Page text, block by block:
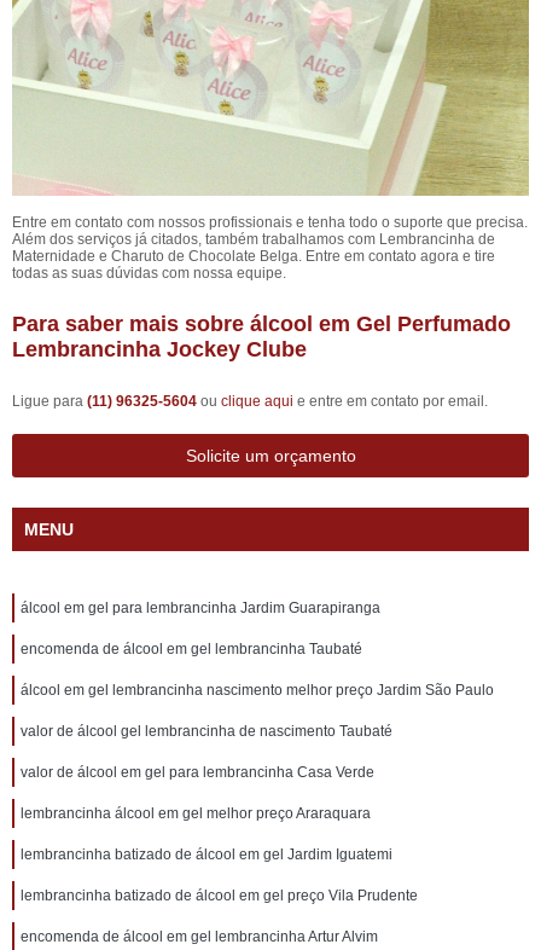
Entre em contato com nossos profissionais e tenha todo o suporte que precisa.
Além dos serviços já citados, também trabalhamos com Lembrancinha de
Maternidade e Charuto de Chocolate Belga. Entre em contato agora e tire
todas as suas dúvidas com nossa equipe.
Para saber mais sobre álcool em Gel Perfumado
Lembrancinha Jockey Clube
Ligue para (11) 96325-5604 ou clique aqui e entre em contato por email.
Solicite um orçamento
MENU
álcool em gel para lembrancinha Jardim Guarapiranga
encomenda de álcool em gel lembrancinha Taubaté
álcool em gel lembrancinha nascimento melhor preço Jardim São Paulo
valor de álcool gel lembrancinha de nascimento Taubaté
valor de álcool em gel para lembrancinha Casa Verde
lembrancinha álcool em gel melhor preço Araraquara
lembrancinha batizado de álcool em gel Jardim Iguatemi
lembrancinha batizado de álcool em gel preço Vila Prudente
encomenda de álcool em gel lembrancinha Artur Alvim